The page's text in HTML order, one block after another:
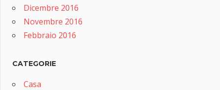
Dicembre 2016
Novembre 2016
Febbraio 2016
CATEGORIE
Casa